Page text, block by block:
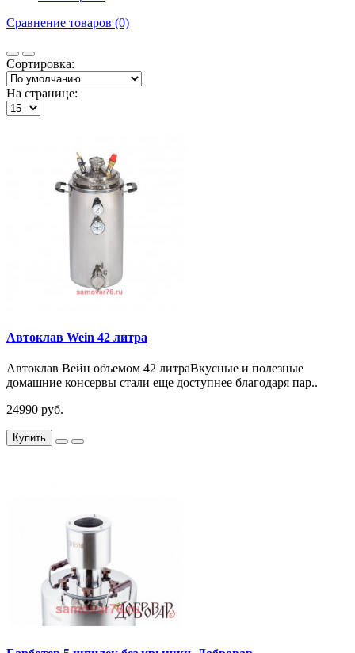
Сравнение товаров (0)
Сортировка:
На странице:
Автоклав Wein 42 литра
Автоклав Вейн объемом 42 литраВкусные и полезные
домашние консервы стали еще доступнее благодаря пар..
24990 руб.
Купить